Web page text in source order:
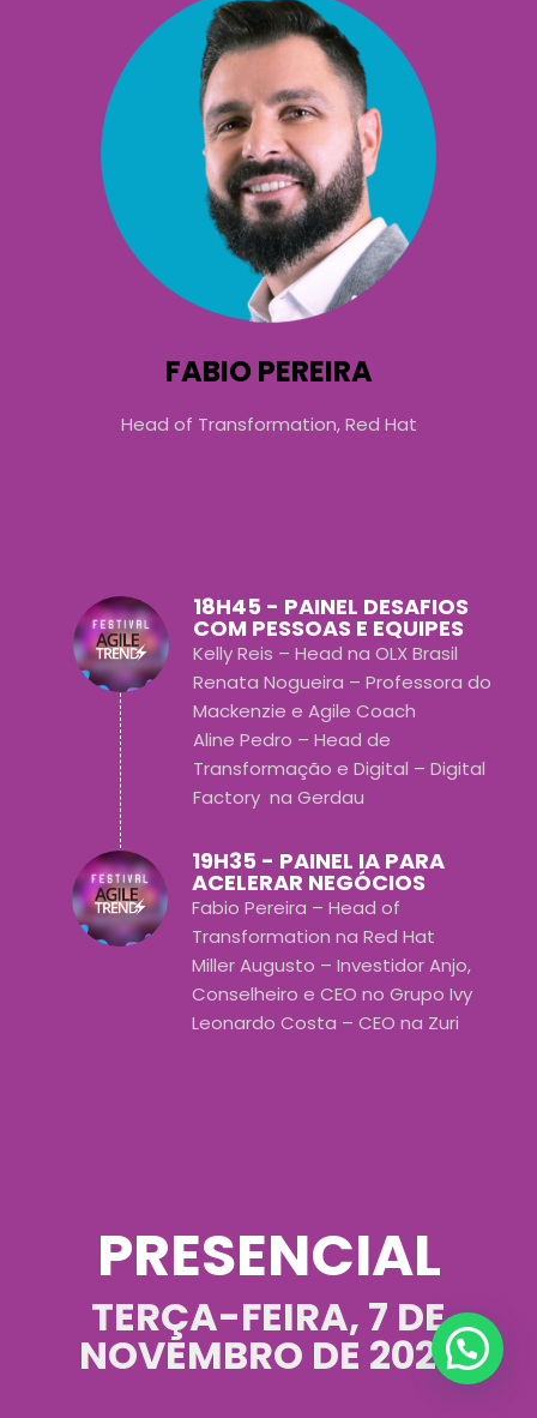
FABIO PEREIRA
Head of Transformation, Red Hat
18H45 - PAINEL DESAFIOS
COM PESSOAS E EQUIPES
Kelly Reis – Head na OLX Brasil
Renata Nogueira – Professora do
Mackenzie e Agile Coach
Aline Pedro – Head de
Transformação e Digital – Digital
Factory na Gerdau
19H35 - PAINEL IA PARA
ACELERAR NEGÓCIOS
Fabio Pereira – Head of
Transformation na Red Hat
Miller Augusto – Investidor Anjo,
Conselheiro e CEO no Grupo Ivy
Leonardo Costa – CEO na Zuri
PRESENCIAL
TERÇA-FEIRA, 7 DE
NOVEMBRO DE 2023